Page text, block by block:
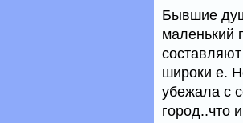
Бывшие
маленький
широки е.
убежала с
город..что